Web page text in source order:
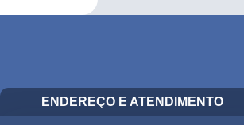
ENDEREÇO E ATENDIMENTO